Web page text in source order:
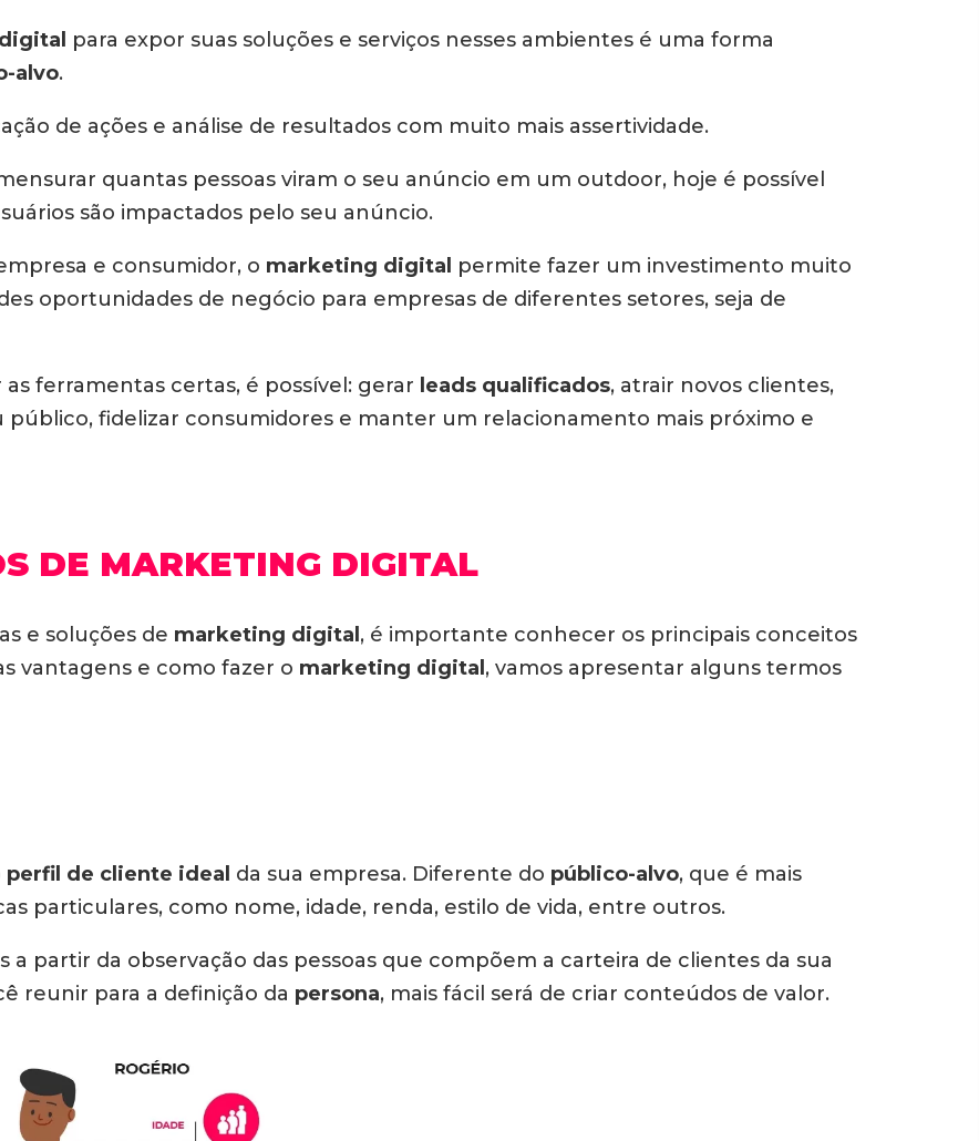
para expor suas soluções e serviços nesses ambientes é uma forma
alvo.
de ações e análise de resultados com muito mais assertividade.
quantas pessoas viram o seu anúncio em um outdoor, hoje é possível
são impactados pelo seu anúncio.
e consumidor, o marketing digital permite fazer um investimento muito
oportunidades de negócio para empresas de diferentes setores, seja de
as ferramentas certas, é possível: gerar leads qualificados, atrair novos clientes,
público, fidelizar consumidores e manter um relacionamento mais próximo e
DE MARKETING DIGITAL
e soluções de marketing digital , é importante conhecer os principais conceitos
vantagens e como fazer o marketing digital , vamos apresentar alguns termos
perfil de cliente ideal da sua empresa. Diferente do público-alvo, que é mais
particulares, como nome, idade, renda, estilo de vida, entre outros.
a partir da observação das pessoas que compõem a carteira de clientes da sua
reunir para a definição da persona, mais fácil será de criar conteúdos de valor.